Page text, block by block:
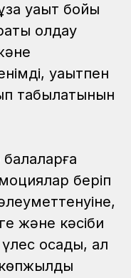
уақыт бойы
қолдау
уақытпен
табылатынын
беріп
және кәсіби
үлес қосады, ал